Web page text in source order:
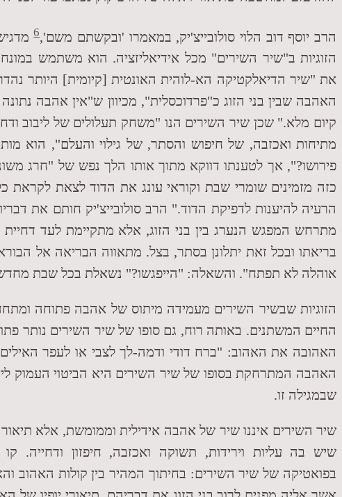
הרב יוסף דוב הלוי סולובייצ'יק, במאמרו 'ובקשתם משם',6
הזוגיות ב"שיר השירים" מכל אידיאליזציה. הוא משתמש
את "שיר הדיאלקטיקה הא-לוהית האונטית [קיומית] היותר
האהבה שבין בני הזוג כ"פרדוכסלית", מכיוון ש"אין אהבה נתונה
קיום מלא." שכן שיר השירים הנו "משחק תעלולים של ליבוב
מתיחות ואכזבה, של חיפוש והסתר, של גילוי והעלם", הוא
פירושו?", אך לטענתו דווקא מתוך אותו הלך נפש של "חרג
כזה מזמינים שומרי שבת וקוראי עונג את הדוד לצאת
הרעיה להיענות לדפיקת הדוד." הרב סולובייצ'יק חותם את
מתרחש המפגש הנערג בין בני הזוג, אלא מתקיימת לעד
בריאתו ובכל זאת יתלונן בסתר, בצל. מתאווה הבריאה אל
אוהלה לא תפתח". והשאלה: "הייפגשו?" נשאלת בכל שבת
הזוגיות שבשיר השירים מעמידה מיתוס של אהבה פתוחה
החיים המשתנים. באותה רוח, גם סופו של שיר השירים נותר
האהובה את האהוב: "ברח דודי ודמה-לך לצבי או לעפר
האהבה המתרחקת בסופו של שיר השירים היא הביטוי העמוק
שבמגילה זו.
שיר השירים איננו שיר של אהבה אידילית וממומשת, אלא
שיש בה עליות וירידות, תשוקה ואכזבה, חיפזון ודחייה.
בפואטיקה של שיר השירים: בחיתוך המהיר בין קולות האהוב